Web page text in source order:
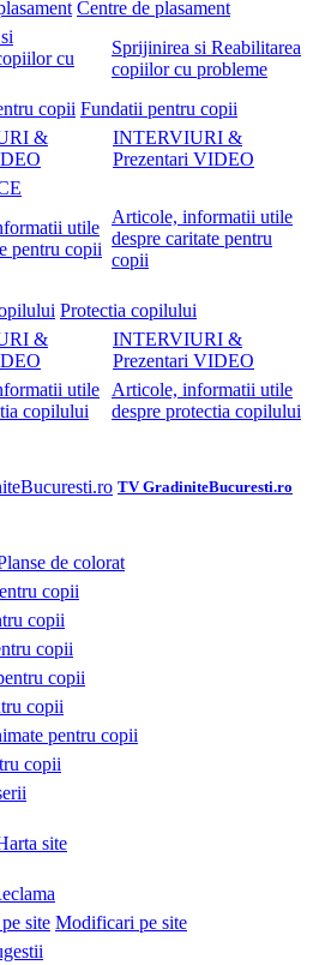
Centre de plasament
Sprijinirea si Reabilitarea
copiilor cu probleme
Fundatii pentru copii
INTERVIURI &
Prezentari VIDEO
Articole, informatii utile
despre caritate pentru
copii
Protectia copilului
INTERVIURI &
Prezentari VIDEO
Articole, informatii utile
despre protectia copilului
TV GradiniteBucuresti.ro
de colorat
copii
copii
copii
copii
copii
pentru copii
copii
site
Modificari pe site